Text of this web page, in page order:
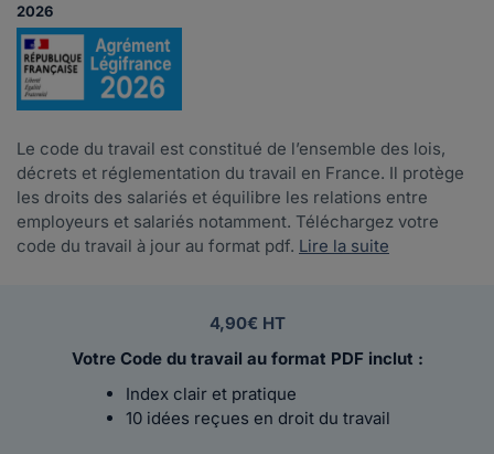
2026
Le code du travail est constitué de l’ensemble des lois,
décrets et réglementation du travail en France. Il protège
les droits des salariés et équilibre les relations entre
employeurs et salariés notamment. Téléchargez votre
code du travail à jour au format pdf. Lire la suite
4,90€ HT
Votre Code du travail au format PDF inclut :
Index clair et pratique
10 idées reçues en droit du travail